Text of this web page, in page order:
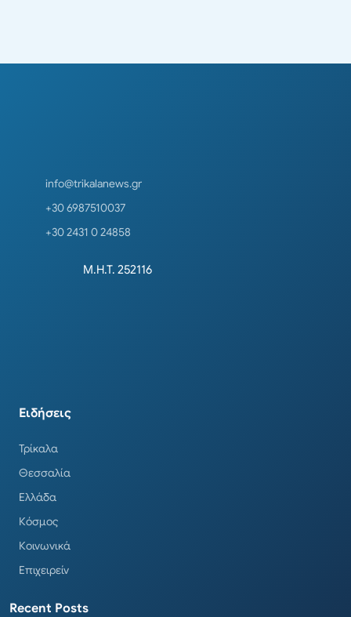
info@trikalanews.gr
+30 6987510037
+30 2431 0 24858
Μ.Η.Τ. 252116
Ειδήσεις
Τρίκαλα
Θεσσαλία
Ελλάδα
Κόσμος
Κοινωνικά
Επιχειρείν
Recent Posts